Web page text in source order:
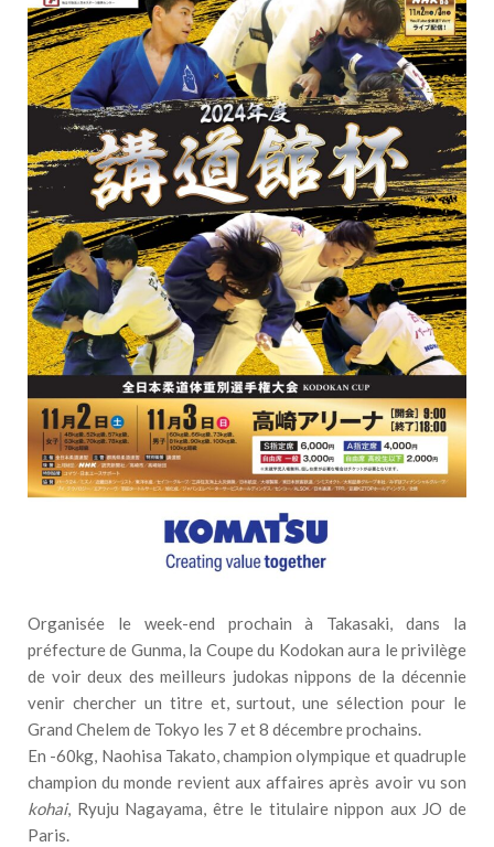
Organisée le week-end prochain à Takasaki, dans la
préfecture de Gunma, la Coupe du Kodokan aura le privilège
de voir deux des meilleurs judokas nippons de la décennie
venir chercher un titre et, surtout, une sélection pour le
Grand Chelem de Tokyo les 7 et 8 décembre prochains.
En -60kg, Naohisa Takato, champion olympique et quadruple
champion du monde revient aux affaires après avoir vu son
kohai, Ryuju Nagayama, être le titulaire nippon aux JO de
Paris.